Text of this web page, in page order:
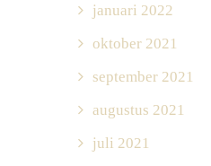
januari 2022
oktober 2021
september 2021
augustus 2021
juli 2021